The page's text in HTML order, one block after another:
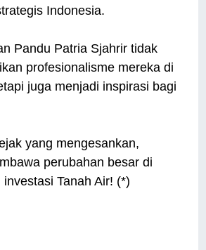
Indonesia.
Pandu Patria Sjahrir tidak
profesionalisme mereka di
juga menjadi inspirasi bagi
yang mengesankan,
perubahan besar di
Tanah Air! (*)